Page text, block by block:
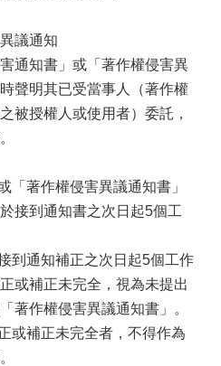
議通知
通知書」或「著作權侵害異
聲明其已受當事人（著作權
被授權人或使用者）委託，
「著作權侵害異議通知書」
接到通知書之次日起5個工
到通知補正之次日起5個工作
或補正未完全，視為未提出
著作權侵害異議通知書」。
或補正未完全者，不得作為